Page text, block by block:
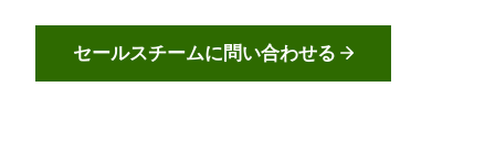
セールスチームに問い合わせる